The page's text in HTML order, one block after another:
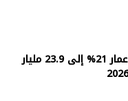
ارتفاع إيرادات مجموعة إعمار 21% إلى 23.9 مليار